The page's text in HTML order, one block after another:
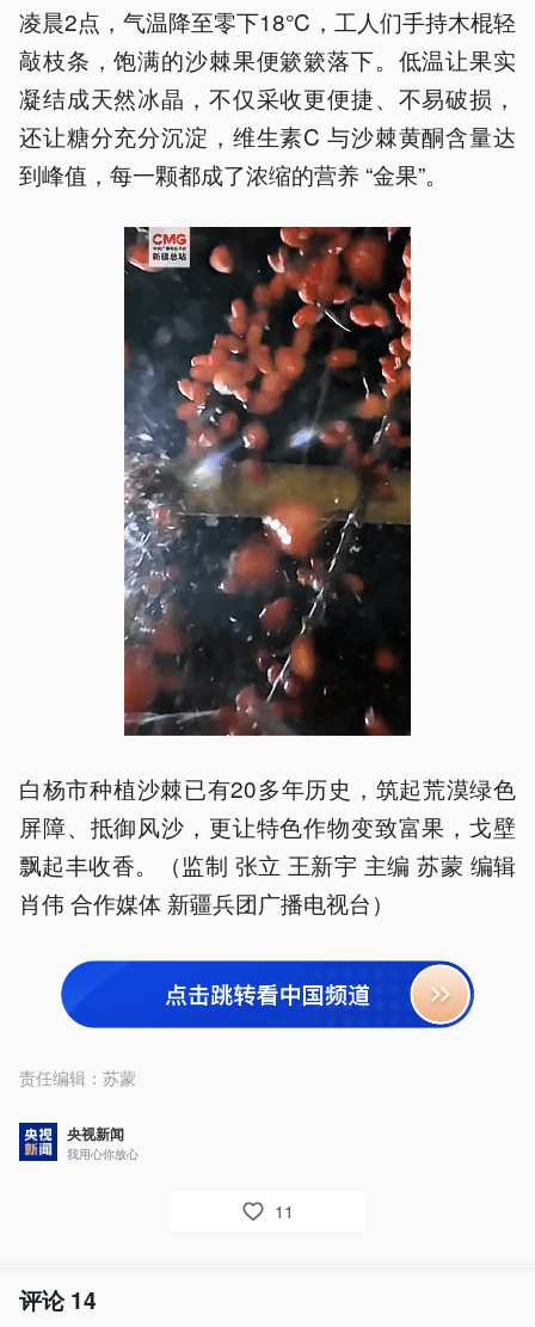
凌晨2点，气温降至零下18℃，工人们手持木棍轻
敲枝条，饱满的沙棘果便簌簌落下。低温让果实
凝结成天然冰晶，不仅采收更便捷、不易破损，
还让糖分充分沉淀，维生素C 与沙棘黄酮含量达
到峰值，每一颗都成了浓缩的营养 “金果”。
白杨市种植沙棘已有20多年历史，筑起荒漠绿色
屏障、抵御风沙，更让特色作物变致富果，戈壁
飘起丰收香。（监制 张立 王新宇 主编 苏蒙 编辑
肖伟 合作媒体 新疆兵团广播电视台）
责任编辑： 苏蒙
央视新闻
我用心你放心
11
评论14